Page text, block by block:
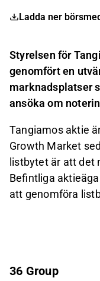
Ladda ner
Styrelsen för
genomfört en
marknadsplatser
ansöka om
Tangiamos aktie
Growth Market
listbytet är att det
Befintliga
att genomföra
36 Group